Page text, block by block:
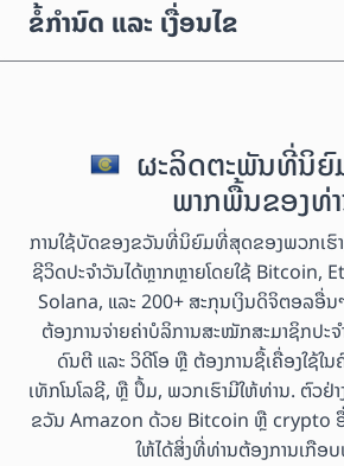
ຂໍ້ກຳນົດ ແລະ ເງື່ອນໄຂ
ຜະລິດຕະພັນທີ່ນິຍົ
ພາກພື້ນຂອງທ່
ການໃຊ້ບັດຂອງຂວັນທີ່ນິຍົມທີ່ສຸດຂອງພວກເຮົາ
ຊີວິດປະຈຳວັນໄດ້ຫຼາກຫຼາຍໂດຍໃຊ້ Bitcoin,
Solana, ແລະ 200+ ສະກຸນເງິນດິຈິຕອລອື່
ຕ້ອງການຈ່າຍຄ່າບໍລິການສະໝັກສະມາຊິກປະ
ດົນຕີ ແລະ ວິດີໂອ ຫຼື ຕ້ອງການຊື້ເຄື່ອງໃຊ້ໃ
ເທັກໂນໂລຊີ, ຫຼື ປຶ້ມ, ພວກເຮົາມີໃຫ້ທ່ານ. ຕົວຢ່
ຂວັນ Amazon ດ້ວຍ Bitcoin ຫຼື crypto ອື່
ໃຫ້ໄດ້ສິ່ງທີ່ທ່ານຕ້ອງການເກືອ